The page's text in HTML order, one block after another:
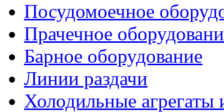
Посудомоечное
Прачечное
Барное оборудование
Линии раздачи
Холодильные агрегаты